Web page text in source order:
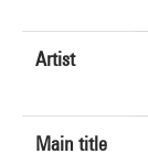
Artist
Main title